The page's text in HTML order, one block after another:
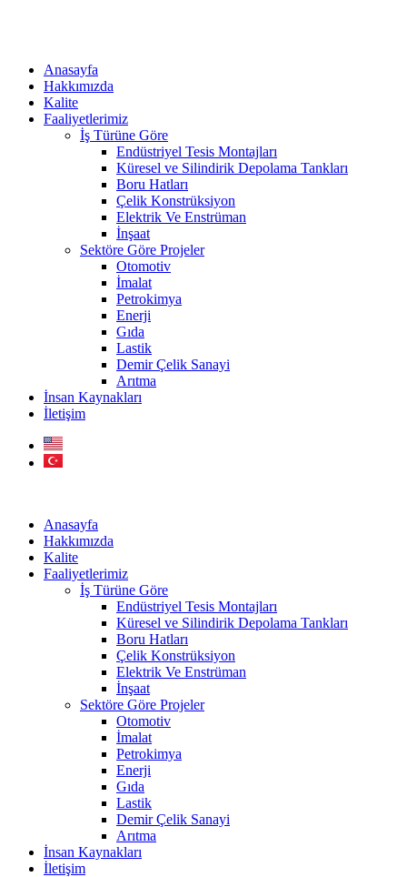
Anasayfa
Hakkımızda
Kalite
Faaliyetlerimiz
İş Türüne Göre
Endüstriyel Tesis Montajları
Küresel ve Silindirik Depolama Tankları
Boru Hatları
Çelik Konstrüksiyon
Elektrik Ve Enstrüman
İnşaat
Sektöre Göre Projeler
Otomotiv
İmalat
Petrokimya
Enerji
Gıda
Lastik
Demir Çelik Sanayi
Arıtma
İnsan Kaynakları
İletişim
Anasayfa
Hakkımızda
Kalite
Faaliyetlerimiz
İş Türüne Göre
Endüstriyel Tesis Montajları
Küresel ve Silindirik Depolama Tankları
Boru Hatları
Çelik Konstrüksiyon
Elektrik Ve Enstrüman
İnşaat
Sektöre Göre Projeler
Otomotiv
İmalat
Petrokimya
Enerji
Gıda
Lastik
Demir Çelik Sanayi
Arıtma
İnsan Kaynakları
İletişim